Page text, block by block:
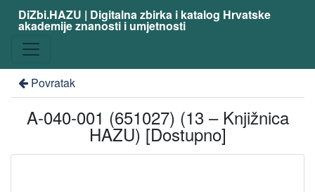
DiZbi.HAZU | Digitalna zbirka i katalog Hrvatske
akademije znanosti i umjetnosti
Povratak
A-040-001 (651027) (13 – Knjižnica
HAZU) [Dostupno]